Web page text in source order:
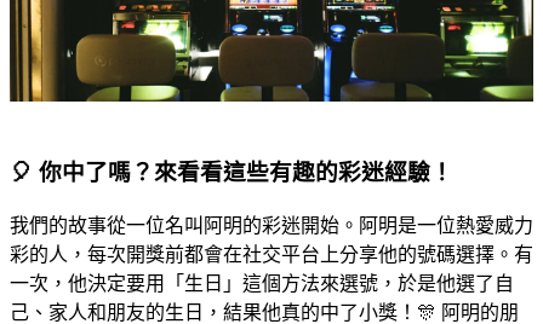
🎈 你中了嗎？來看看這些有趣的彩迷經驗！
我們的故事從一位名叫阿明的彩迷開始。阿明是一位熱愛威力
彩的人，每次開獎前都會在社交平台上分享他的號碼選擇。有
一次，他決定要用「生日」這個方法來選號，於是他選了自
己、家人和朋友的生日，結果他真的中了小獎！🎊 阿明的朋